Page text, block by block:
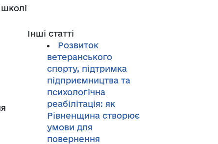
Інші статті
Розвиток
ветеранського
спорту, підтримка
підприємництва та
психологічна
реабілітація: як
Рівненщина створює
умови для
повернення